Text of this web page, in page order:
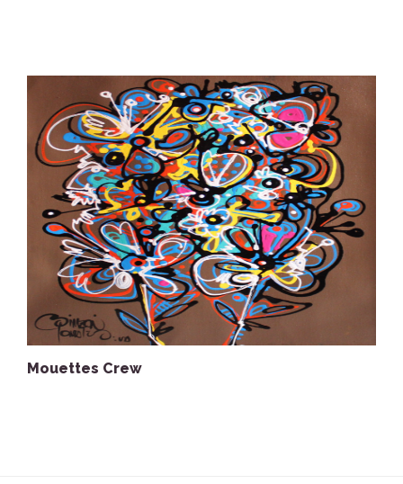
Mouettes Crew